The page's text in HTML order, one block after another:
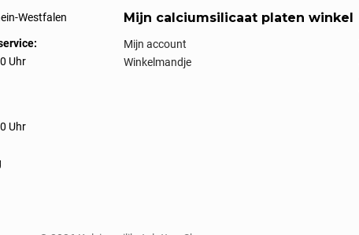
Westfalen
Uhr
Uhr
Mijn calciumsilicaat platen winkel
Mijn account
Winkelmandje